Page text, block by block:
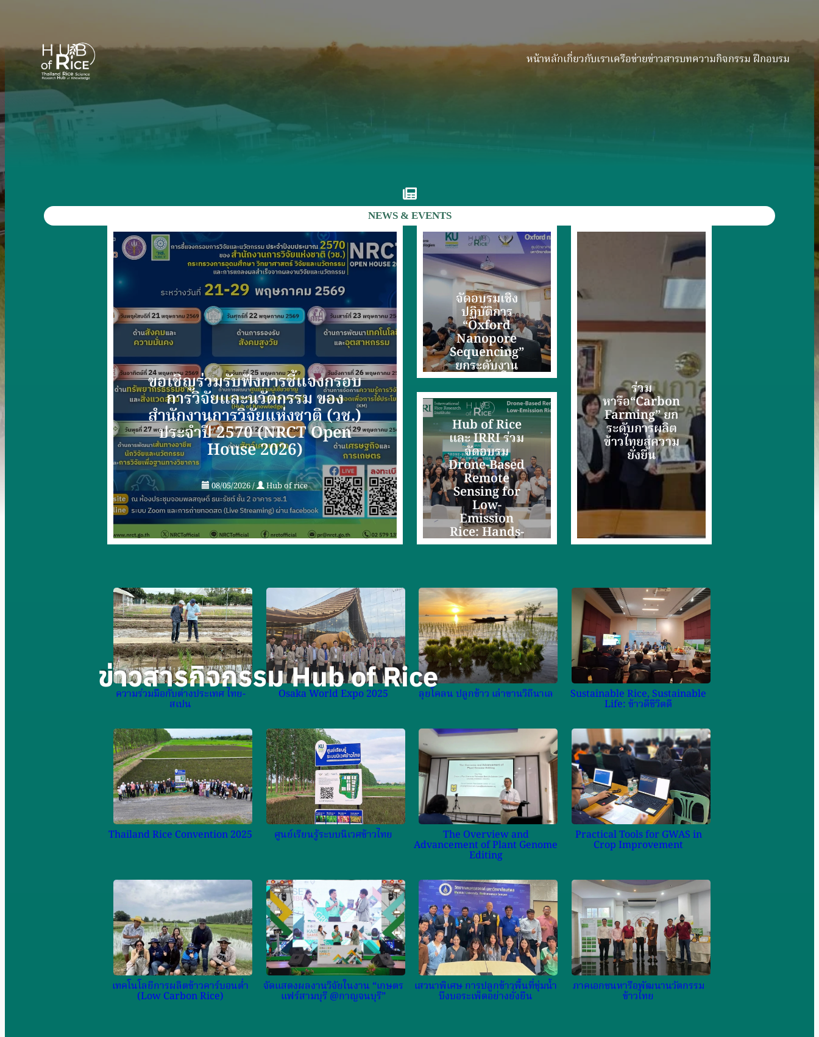
เนื้อหา
หน้าหลักเกี่ยวกับเราเครือข่ายข่าวสารบทความกิจกรรม ฝึกอบรม
ข่าวสารกิจกรรม Hub of Rice
NEWS & EVENTS
ขอเชิญร่วมรับฟังการชี้แจงกรอบ
การวิจัยและนวัตกรรม ของ
สำนักงานการวิจัยแห่งชาติ (วช.)
ประจําปี 2570 (NRCT Open
House 2026)
08/05/2026/ Hub of rice
จัดอบรมเชิง
ปฏิบัติการ
“Oxford
Nanopore
Sequencing”
ยกระดับงาน
วิจัยด้านจีโนม
Hub of Rice
และ IRRI ร่วม
จัดอบรม
Drone-Based
Remote
Sensing for
Low-
Emission
Rice: Hands-
on Training
ที่ มก. กพส.
ร่วม
หารือ“Carbon
Farming” ยก
ระดับการผลิต
ข้าวไทยสู่ความ
ยั่งยืน
ความร่วมมือกับต่างประเทศ ไทย-
สเปน
Osaka World Expo 2025 ลุยโคลน ปลูกข้าว เล่าขานวิถีนาเล Sustainable Rice, Sustainable
Life: ข้าวดีชีวิตดี
Thailand Rice Convention 2025 ศูนย์เรียนรู้ระบบนิเวศข้าวไทย The Overview and
Advancement of Plant Genome
Editing
Practical Tools for GWAS in
Crop Improvement
เทคโนโลยีการผลิตข้าวคาร์บอนต่ำ
(Low Carbon Rice)
จัดแสดงผลงานวิจัยในงาน “เกษตร
แฟร์สามบุรี @กาญจนบุรี”
เสวนาพิเศษ การปลูกข้าวพื้นที่ชุ่มน้ำ
บึงบอระเพ็ดอย่างยั่งยืน
ภาคเอกชนหารือพัฒนานวัตกรรม
ข้าวไทย